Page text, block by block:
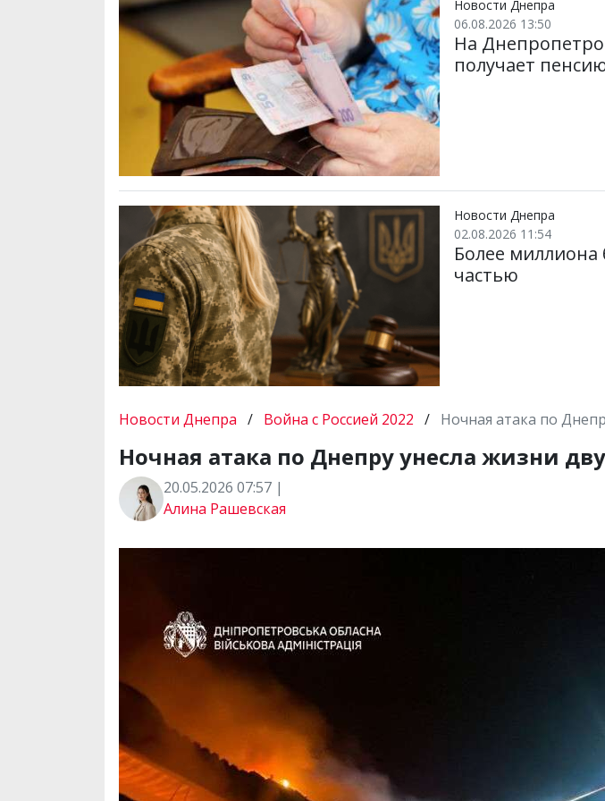
Новости Днепра
06.08.2026 13:50
На
получает
Новости Днепра
02.08.2026 11:54
Более
частью
Новости Днепра / Война с Россией 2022 / Ночная атака по
Ночная атака по Днепру унесла жизни
20.05.2026 07:57 |
Алина Рашевская